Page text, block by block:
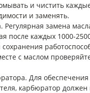
и чистить
и заменять.
Регулярная замена
после каждых 1000-
с маслом
Для
карбюратор должен